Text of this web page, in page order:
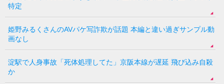
特定
姫野みるくさんのAVパケ写詐欺が話題 本編と違い過ぎサンプル動
画なし
淀駅で人身事故「死体処理してた」京阪本線が遅延 飛び込み自殺
か